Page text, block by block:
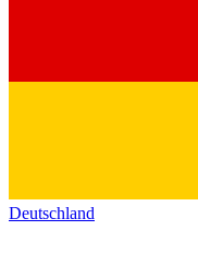
Deutschland